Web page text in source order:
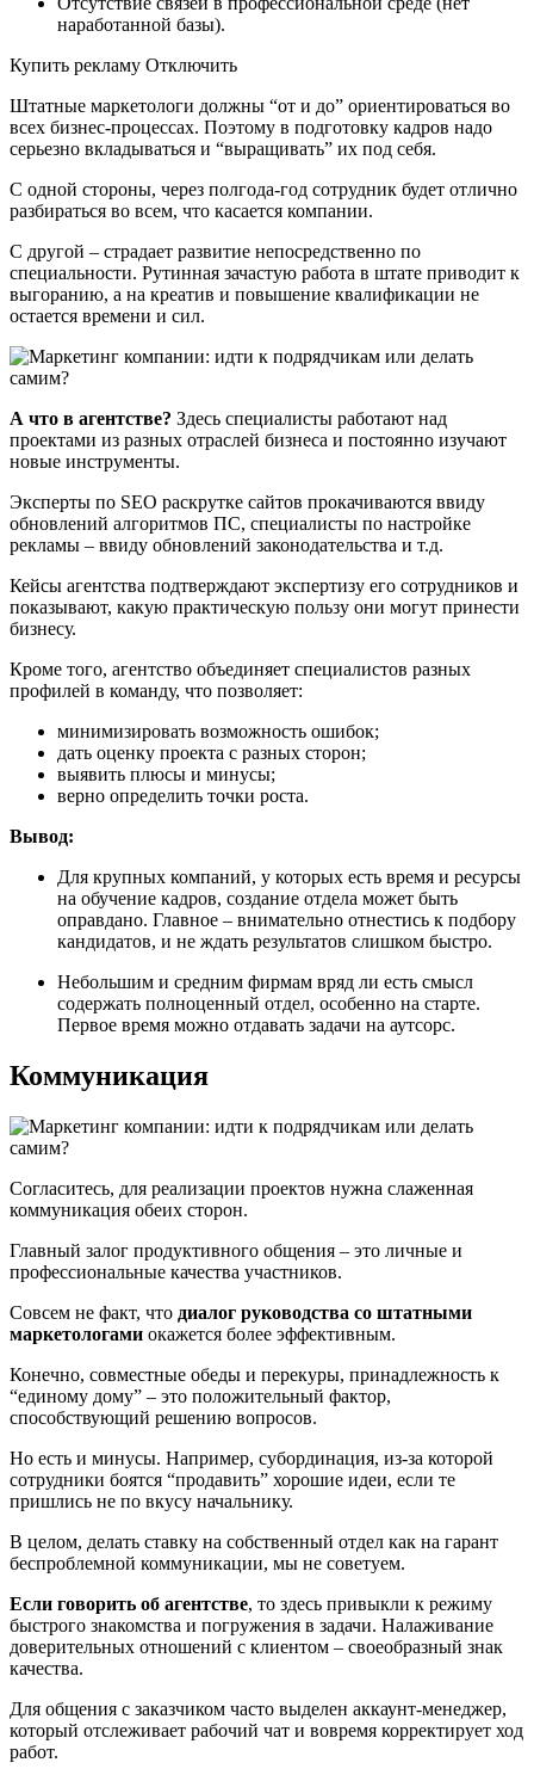
наработанной базы).
Купить рекламу Отключить
Штатные маркетологи должны “от и до” ориентироваться во
всех бизнес-процессах. Поэтому в подготовку кадров надо
серьезно вкладываться и “выращивать” их под себя.
С одной стороны, через полгода-год сотрудник будет отлично
разбираться во всем, что касается компании.
С другой – страдает развитие непосредственно по
специальности. Рутинная зачастую работа в штате приводит к
выгоранию, а на креатив и повышение квалификации не
остается времени и сил.
А что в агентстве? Здесь специалисты работают над
проектами из разных отраслей бизнеса и постоянно изучают
новые инструменты.
Эксперты по SEO раскрутке сайтов прокачиваются ввиду
обновлений алгоритмов ПС, специалисты по настройке
рекламы – ввиду обновлений законодательства и т.д.
Кейсы агентства подтверждают экспертизу его сотрудников и
показывают, какую практическую пользу они могут принести
бизнесу.
Кроме того, агентство объединяет специалистов разных
профилей в команду, что позволяет:
минимизировать возможность ошибок;
дать оценку проекта с разных сторон;
выявить плюсы и минусы;
верно определить точки роста.
Вывод:
Для крупных компаний, у которых есть время и ресурсы
на обучение кадров, создание отдела может быть
оправдано. Главное – внимательно отнестись к подбору
кандидатов, и не ждать результатов слишком быстро.
Небольшим и средним фирмам вряд ли есть смысл
содержать полноценный отдел, особенно на старте.
Первое время можно отдавать задачи на аутсорс.
Коммуникация
Согласитесь, для реализации проектов нужна слаженная
коммуникация обеих сторон.
Главный залог продуктивного общения – это личные и
профессиональные качества участников.
Совсем не факт, что диалог руководства со штатными
маркетологами окажется более эффективным.
Конечно, совместные обеды и перекуры, принадлежность к
“единому дому” – это положительный фактор,
способствующий решению вопросов.
Но есть и минусы. Например, субординация, из-за которой
сотрудники боятся “продавить” хорошие идеи, если те
пришлись не по вкусу начальнику.
В целом, делать ставку на собственный отдел как на гарант
беспроблемной коммуникации, мы не советуем.
Если говорить об агентстве, то здесь привыкли к режиму
быстрого знакомства и погружения в задачи. Налаживание
доверительных отношений с клиентом – своеобразный знак
качества.
Для общения с заказчиком часто выделен аккаунт-менеджер,
который отслеживает рабочий чат и вовремя корректирует ход
работ.